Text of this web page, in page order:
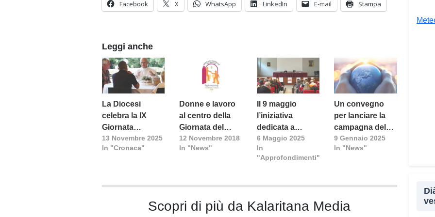
Facebook X WhatsApp LinkedIn E-mail Stampa
Leggi anche
La Diocesi
celebra la IX
Giornata
Mondiale dei
Poveri
13 Novembre 2025
In "Cronaca"
Donne e lavoro
al centro della
Giornata del
Povero
12 Novembre 2018
In "News"
Il 9 maggio
l’iniziativa
dedicata a
“Caritas,
volontariato e
giovani”
6 Maggio 2025
In
"Approfondimenti"
Un convegno
per lanciare la
campagna del
Giubileo:
«Cambiare la
debito in
9 Gennaio 2025
In "News"
Scopri di più da Kalaritana Media
della